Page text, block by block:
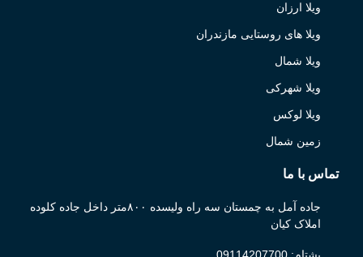
ویلا ارزان
ویلا های روستایی مازندران
ویلا شمال
ویلا شهرکی
ویلا لوکس
زمین شمال
تماس با ما
جاده آمل به چمستان سه راه ولیسده ۸۰۰متر داخل جاده کلوده
املاک کیان